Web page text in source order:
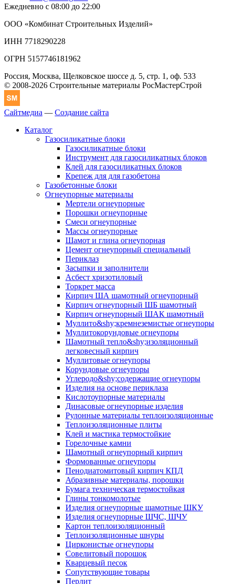
Ежедневно с 08:00 до 22:00
ООО «Комбинат Строительных Изделий»
ИНН 7718290228
ОГРН 5157746181962
Россия, Москва, Щелковское шоссе д. 5, стр. 1, оф. 533
© 2008-2026 Строительные материалы РосМастерСтрой
Сайтмедиа — Создание сайта
Каталог
Газосиликатные блоки
Газосиликатные блоки
Инструмент для газосиликатных блоков
Клей для газосиликатных блоков
Крепеж для для газобетона
Газобетонные блоки
Огнеупорные материалы
Мертели огнеупорные
Порошки огнеупорные
Смеси огнеупорные
Массы огнеупорные
Шамот и глина огнеупорная
Цемент огнеупорный специальный
Периклаз
Засыпки и заполнители
Асбест хризотиловый
Торкрет масса
Кирпич ША шамотный огнеупорный
Кирпич огнеупорный ШБ шамотный
Кирпич огнеупорный ШАК шамотный
Муллито&shy;­кремнеземистые огнеупоры
Муллито­корундовые огнеупоры
Шамотный тепло&shy;изоляционный
легковесный кирпич
Муллитовые огнеупоры
Корундовые огнеупоры
Углеродо&shy;содержащие огнеупоры
Изделия на основе периклаза
Кислотоупорные материалы
Динасовые огнеупорные изделия
Рулонные материалы теплоизоляционные
Тепло­изоляционные плиты
Клей и мастика термостойкие
Горелочные камни
Шамотный огнеупорный кирпич
Формованные огнеупоры
Пенодиатомитовый кирпич КПД
Абразивные материалы, порошки
Бумага техническая термостойкая
Глины тонкомолотые
Изделия огнеупорные шамотные ШКУ
Изделия огнеупорные ШЧС, ШЧУ
Картон теплоизоляционный
Теплоизоляционные шнуры
Цирконистые огнеупоры
Совелитовый порошок
Кварцевый песок
Сопутствующие товары
Перлит